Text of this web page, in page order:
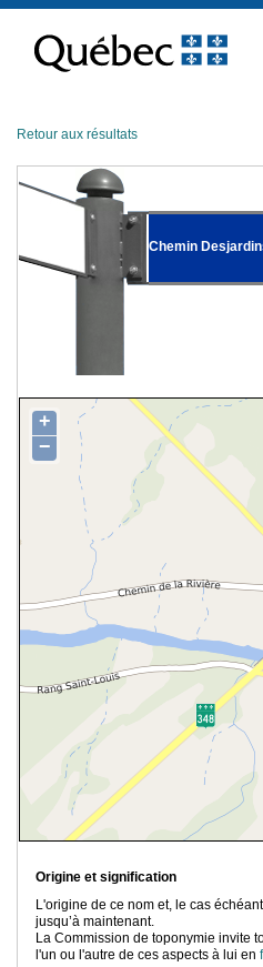
contenu
Retour aux résultats
Chemin
+
−
Origine et signification
L'origine de ce nom et, le cas
jusqu’à maintenant.
La Commission de toponymie invite
l'un ou l'autre de ces aspects à lui en